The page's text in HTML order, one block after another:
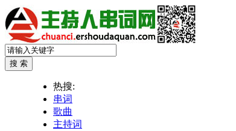
热搜:
串词
歌曲
主持词